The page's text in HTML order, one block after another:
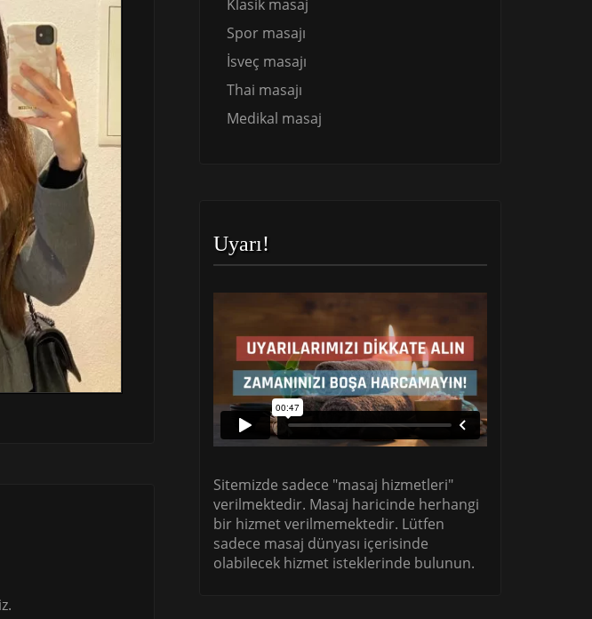
Klasik masaj
Spor masajı
İsveç masajı
Thai masajı
Medikal masaj
Uyarı!
Sitemizde sadece "masaj hizmetleri"
verilmektedir. Masaj haricinde herhangi
bir hizmet verilmemektedir. Lütfen
sadece masaj dünyası içerisinde
olabilecek hizmet isteklerinde bulunun.